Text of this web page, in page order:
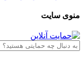
منوی سایت